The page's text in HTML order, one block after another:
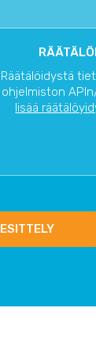
Räätälöidystä
ohjelmiston
lisää